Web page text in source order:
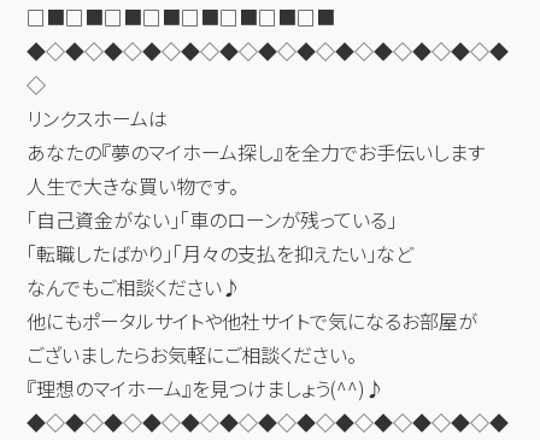
□■□■□■□■□■□■□■□■
◆◇◆◇◆◇◆◇◆◇◆◇◆◇◆◇◆◇◆◇◆◇◆◇◆
◇
リンクスホームは
あなたの『夢のマイホーム探し』を全力でお手伝いします
人生で大きな買い物です。
「自己資金がない」「車のローンが残っている」
「転職したばかり」「月々の支払を抑えたい」など
なんでもご相談ください♪
他にもポータルサイトや他社サイトで気になるお部屋が
ございましたらお気軽にご相談ください。
『理想のマイホーム』を見つけましょう(^^)♪
◆◇◆◇◆◇◆◇◆◇◆◇◆◇◆◇◆◇◆◇◆◇◆◇◆